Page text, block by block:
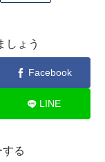
しょう
Facebook
LINE
る